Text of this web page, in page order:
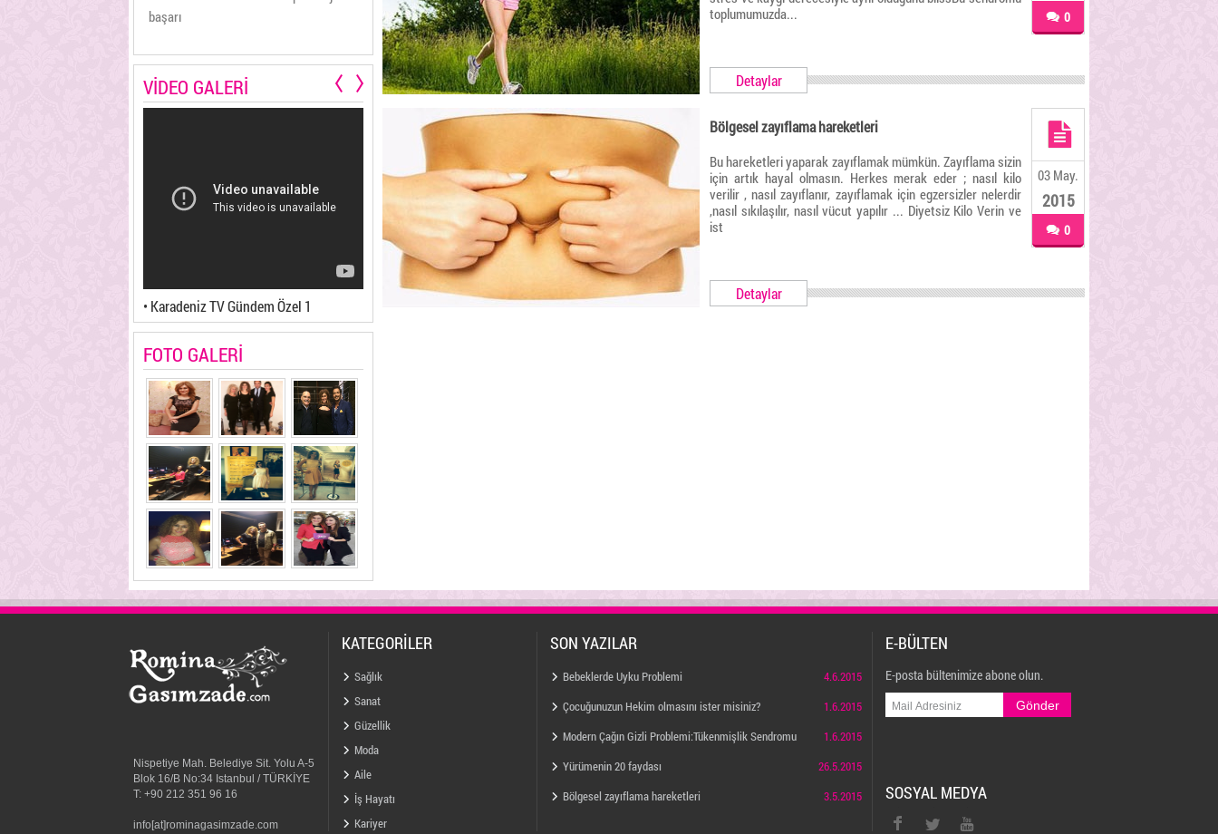
başarı
VİDEO GALERİ
• Karadeniz TV Gündem Özel 1 • Karadeniz TV Gündem Özel 2 • Beyaz TV Yaşam Reçetesi 1 • Karadeniz TV Teleyurt 1
FOTO GALERİ
toplumumuzda...
0
Detaylar
Bölgesel zayıflama hareketleri
Bu hareketleri yaparak zayıflamak mümkün. Zayıflama sizin
için artık hayal olmasın. Herkes merak eder ; nasıl kilo
verilir , nasıl zayıflanır, zayıflamak için egzersizler nelerdir
,nasıl sıkılaşılır, nasıl vücut yapılır ... Diyetsiz Kilo Verin ve
ist
03 May.
2015
0
Detaylar
Nispetiye Mah. Belediye Sit. Yolu A-5
Blok 16/B No:34 Istanbul / TÜRKİYE
T: +90 212 351 96 16
info[at]rominagasimzade.com
KATEGORİLER
Sağlık
Sanat
Güzellik
Moda
Aile
İş Hayatı
Kariyer
SON YAZILAR
Bebeklerde Uyku Problemi
4.6.2015
Çocuğunuzun Hekim olmasını ister misiniz?
1.6.2015
Modern Çağın Gizli Problemi:Tükenmişlik Sendromu
1.6.2015
Yürümenin 20 faydası
26.5.2015
Bölgesel zayıflama hareketleri
3.5.2015
E-BÜLTEN
E-posta bültenimize abone olun.
SOSYAL MEDYA